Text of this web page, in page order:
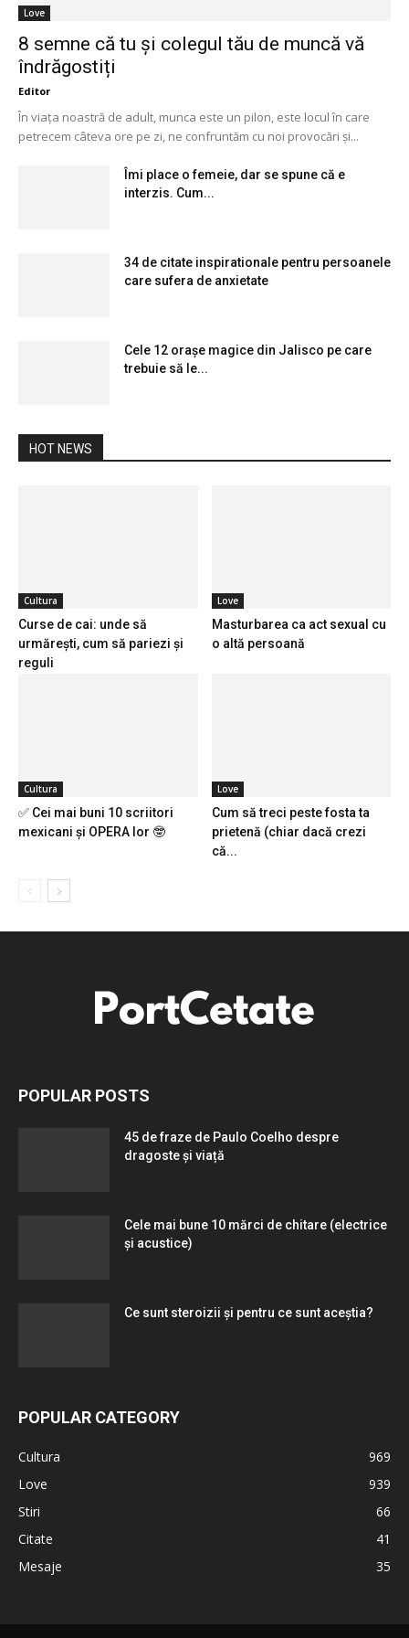
Love
8 semne că tu și colegul tău de muncă vă
îndrăgostiți
Editor
În viața noastră de adult, munca este un pilon, este locul în care
petrecem câteva ore pe zi, ne confruntăm cu noi provocări și...
Îmi place o femeie, dar se spune că e
interzis. Cum...
34 de citate inspirationale pentru persoanele
care sufera de anxietate
Cele 12 orașe magice din Jalisco pe care
trebuie să le...
HOT NEWS
Cultura
Curse de cai: unde să
urmărești, cum să pariezi și
reguli
Love
Masturbarea ca act sexual cu
o altă persoană
Cultura
✅ Cei mai buni 10 scriitori
mexicani și OPERA lor 🤓
Love
Cum să treci peste fosta ta
prietenă (chiar dacă crezi
că...
POPULAR POSTS
45 de fraze de Paulo Coelho despre
dragoste și viață
Cele mai bune 10 mărci de chitare (electrice
și acustice)
Ce sunt steroizii și pentru ce sunt aceștia?
POPULAR CATEGORY
Cultura
969
Love
939
Stiri
66
Citate
41
Mesaje
35